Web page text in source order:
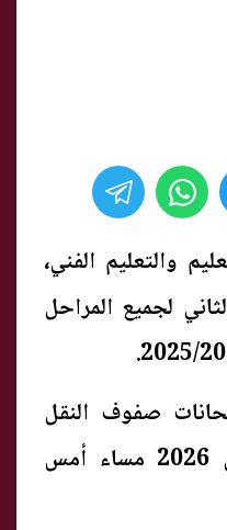
والتعليم الفني،
لجميع المراحل
صفوف النقل
الترم الثاني بالدور الأول 2026 مساء أمس